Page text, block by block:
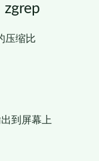
zgrep
压缩比
到屏幕上